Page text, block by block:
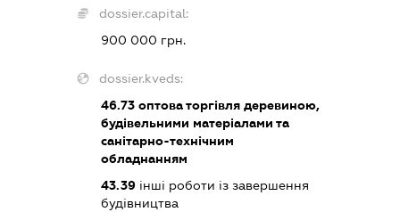
dossier.capital:
900 000 грн.
dossier.kveds:
46.73 оптова торгівля деревиною,
будівельними матеріалами та
санітарно-технічним
обладнанням
43.39 інші роботи із завершення
будівництва